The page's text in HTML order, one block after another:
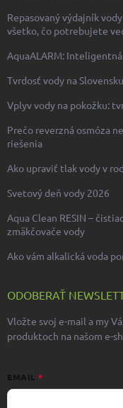
Repasovaný výdajník
všetko, čo potrebujete
AquaALARM:
Tvrdosť vody na
Vplyv vody na pokožku:
Prečo reverzná osmóza
riešenia
Ako upraviť tlak vody v
Svetový deň vody 2026
Aqua Clean RESIN –
zmäkčovače vody
Ako vám alkalická voda
ODOBERAŤ
Vložte svoj e-mail a my
produktoch na našom e-
EMAIL